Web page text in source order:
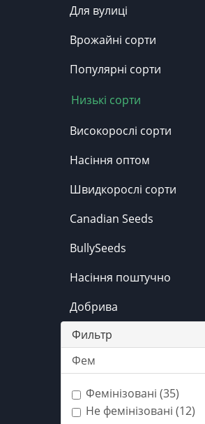
Для вулиці
Врожайні сорти
Популярні сорти
Низькі сорти
Високорослі сорти
Насіння оптом
Швидкорослі сорти
Canadian Seeds
BullySeeds
Насіння поштучно
Добрива
Фильтр
Фем
Фемінізовані (35)
Не фемінізовані (12)